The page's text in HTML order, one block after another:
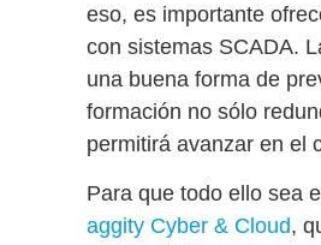
eso, es importante
con sistemas SCADA.
una buena forma de
formación no sólo
permitirá avanzar en el
Para que todo ello sea
aggity Cyber & Cloud,